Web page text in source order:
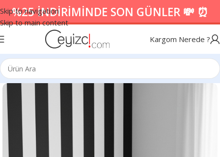
Skip to navigation
Skip to main content
%25 İNDİRİMİNDE SON GÜNLER 💸 ⏰
Kargom Nerede ?